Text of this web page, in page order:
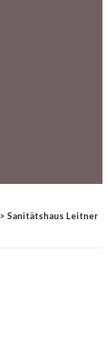
> Sanitätshaus Leitner